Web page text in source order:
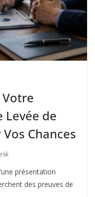
Levée de
Chances
présentation
des preuves de